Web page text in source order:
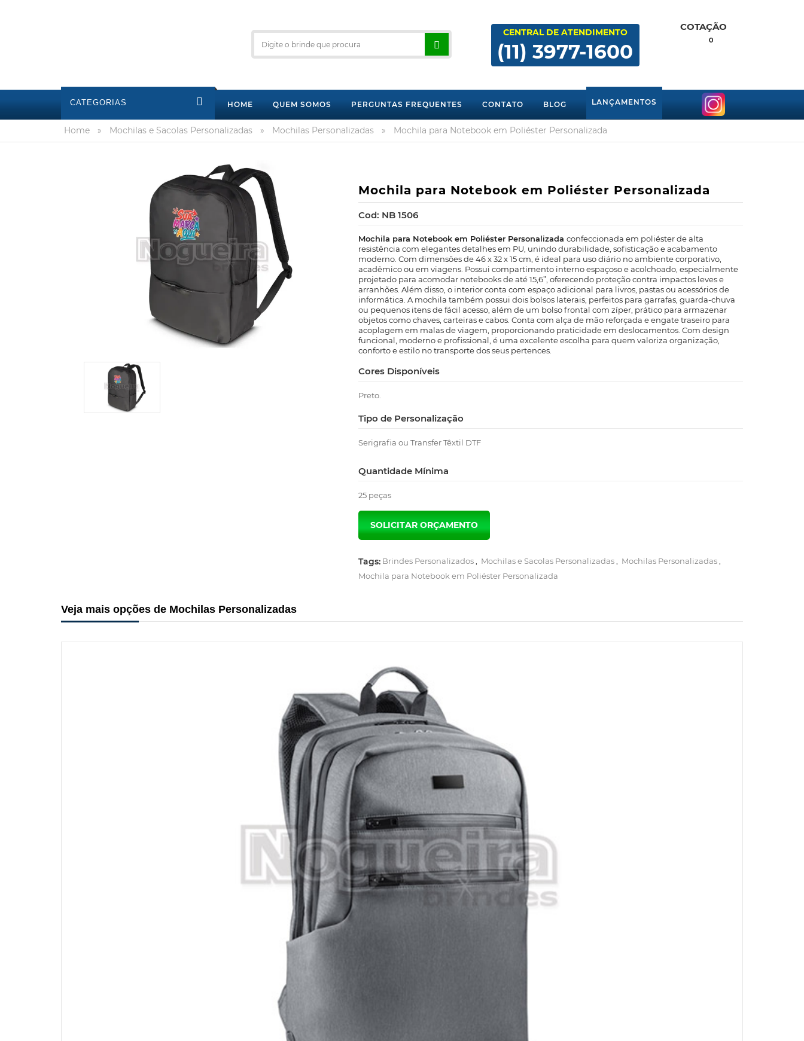
CENTRAL DE ATENDIMENTO
(11) 3977-1600
COTAÇÃO
0
CATEGORIAS HOME QUEM SOMOS PERGUNTAS FREQUENTES CONTATO BLOG LANÇAMENTOS
Home » Mochilas e Sacolas Personalizadas » Mochilas Personalizadas » Mochila para Notebook em Poliéster Personalizada
Mochila para Notebook em Poliéster Personalizada
Cod: NB 1506
Mochila para Notebook em Poliéster Personalizada confeccionada em poliéster de alta
resistência com elegantes detalhes em PU, unindo durabilidade, sofisticação e acabamento
moderno. Com dimensões de 46 x 32 x 15 cm, é ideal para uso diário no ambiente corporativo,
acadêmico ou em viagens. Possui compartimento interno espaçoso e acolchoado, especialmente
projetado para acomodar notebooks de até 15,6”, oferecendo proteção contra impactos leves e
arranhões. Além disso, o interior conta com espaço adicional para livros, pastas ou acessórios de
informática. A mochila também possui dois bolsos laterais, perfeitos para garrafas, guarda-chuva
ou pequenos itens de fácil acesso, além de um bolso frontal com zíper, prático para armazenar
objetos como chaves, carteiras e cabos. Conta com alça de mão reforçada e engate traseiro para
acoplagem em malas de viagem, proporcionando praticidade em deslocamentos. Com design
funcional, moderno e profissional, é uma excelente escolha para quem valoriza organização,
conforto e estilo no transporte dos seus pertences.
Cores Disponíveis
Preto.
Tipo de Personalização
Serigrafia ou Transfer Têxtil DTF
Quantidade Mínima
25 peças
Tags: Brindes Personalizados Mochilas e Sacolas Personalizadas Mochilas Personalizadas
Mochila para Notebook em Poliéster Personalizada
Veja mais opções de Mochilas Personalizadas